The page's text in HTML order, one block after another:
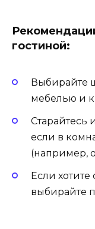
гостиной:
Выбирайте
мебелью и
Старайтесь
если в
(например,
Если хотите
выбирайте